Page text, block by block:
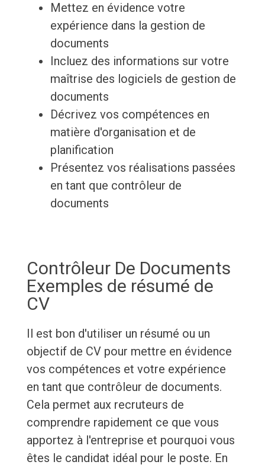
Mettez en évidence votre
expérience dans la gestion de
documents
Incluez des informations sur votre
maîtrise des logiciels de gestion de
documents
Décrivez vos compétences en
matière d'organisation et de
planification
Présentez vos réalisations passées
en tant que contrôleur de
documents
Contrôleur De Documents
Exemples de résumé de
CV
Il est bon d'utiliser un résumé ou un
objectif de CV pour mettre en évidence
vos compétences et votre expérience
en tant que contrôleur de documents.
Cela permet aux recruteurs de
comprendre rapidement ce que vous
apportez à l'entreprise et pourquoi vous
êtes le candidat idéal pour le poste. En